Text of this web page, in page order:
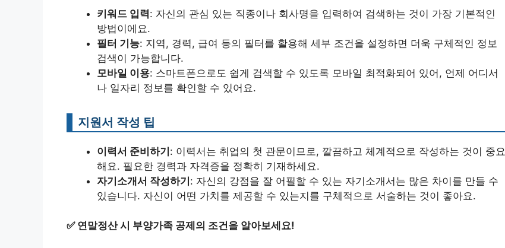
키워드 입력: 자신의 관심 있는 직종이나 회사명을 입력하여 검색하는 것이 가장 기본적인
방법이에요.
필터 기능: 지역, 경력, 급여 등의 필터를 활용해 세부 조건을 설정하면 더욱 구체적인 정보
검색이 가능합니다.
모바일 이용: 스마트폰으로도 쉽게 검색할 수 있도록 모바일 최적화되어 있어, 언제 어디서
나 일자리 정보를 확인할 수 있어요.
지원서 작성 팁
이력서 준비하기: 이력서는 취업의 첫 관문이므로, 깔끔하고 체계적으로 작성하는 것이 중요
해요. 필요한 경력과 자격증을 정확히 기재하세요.
자기소개서 작성하기: 자신의 강점을 잘 어필할 수 있는 자기소개서는 많은 차이를 만들 수
있습니다. 자신이 어떤 가치를 제공할 수 있는지를 구체적으로 서술하는 것이 좋아요.
✅ 연말정산 시 부양가족 공제의 조건을 알아보세요!